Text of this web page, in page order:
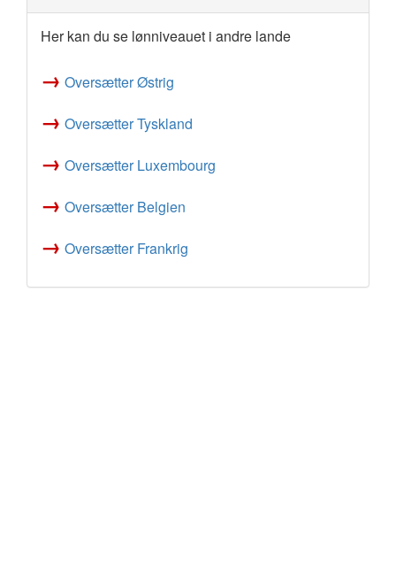
Her kan du se lønniveauet i andre lande
→ Oversætter Østrig
→ Oversætter Tyskland
→ Oversætter Luxembourg
→ Oversætter Belgien
→ Oversætter Frankrig